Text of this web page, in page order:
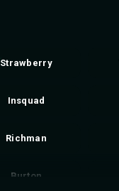
Strawberry
Insquad
Richman
Burton